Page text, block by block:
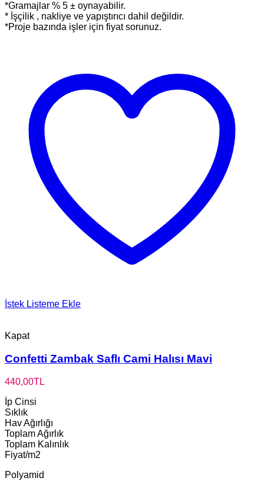
*Gramajlar % 5 ± oynayabilir.
* İşçilik , nakliye ve yapıştırıcı dahil değildir.
*Proje bazında işler için fiyat sorunuz.
İstek Listeme Ekle
Kapat
Confetti Zambak Saflı Cami Halısı Mavi
440,00TL
İp Cinsi
Sıklık
Hav Ağırlığı
Toplam Ağırlık
Toplam Kalınlık
Fiyat/m2
Polyamid